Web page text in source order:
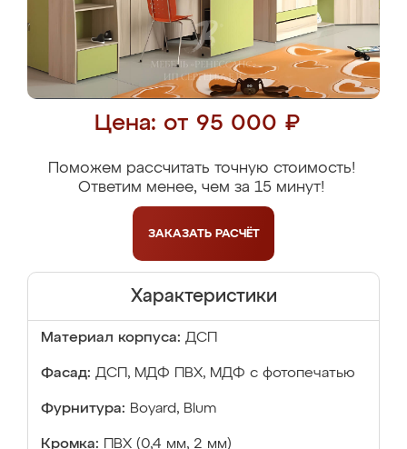
Цена: от 95 000 ₽
Поможем рассчитать точную стоимость!
Ответим менее, чем за 15 минут!
ЗАКАЗАТЬ РАСЧЁТ
Характеристики
Материал корпуса: ДСП
Фасад: ДСП, МДФ ПВХ, МДФ с фотопечатью
Фурнитура: Boyard, Blum
Кромка: ПВХ (0,4 мм, 2 мм)